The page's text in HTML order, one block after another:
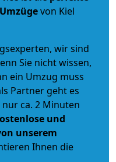
von Kiel
wir sind
Sie nicht wissen,
ein Umzug muss
Partner geht es
nur ca. 2 Minuten
und
unserem
Ihnen die